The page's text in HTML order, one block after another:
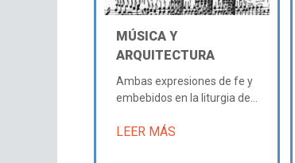
MÚSICA Y
ARQUITECTURA
Ambas expresiones de fe y
embebidos en la liturgia de...
LEER MÁS